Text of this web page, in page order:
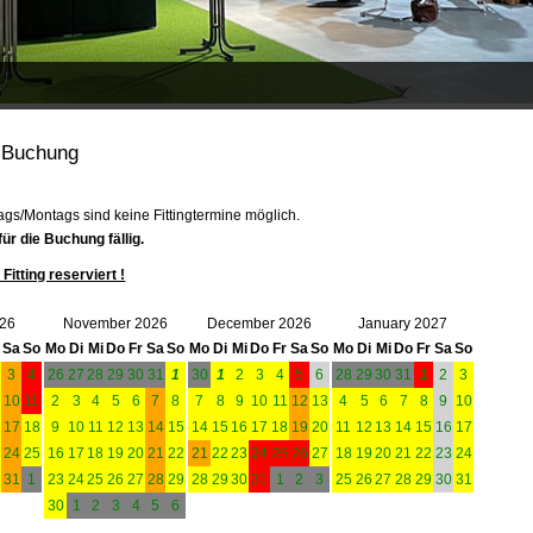
Montags sind keine Fittingtermine möglich.
die Buchung fällig.
reserviert !
SaSo
3
4
10 11
17 18
24 25
31 1
November 2026
Mo Di Mi Do Fr SaSo
26 27 28 29 30 31 1
2
3 4 5 6 7
8
9 10 11 12 13 14 15
16 17 18 19 20 21 22
23 2425 26 27 28 29
30 1 2 3 4 5 6
December 2026
Mo Di Mi Do Fr SaSo
30 1 2 3 4 5
6
7
8 9 10 11 12 13
14 15 16 17 18 19 20
21 22 23 24 25 26 27
28 2930 31 1 2 3
January 2027
Mo Di Mi Do Fr SaSo
28 29 30 31 1 2
3
4
5 6 7 8 9
10
11 12 13 14 15 16 17
18 1920 21 22 23 24
25 26 27 28 29 30 31